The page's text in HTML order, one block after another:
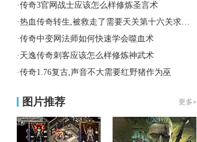
·传奇3官网战士应该怎么样修炼圣言术
·热血传奇转生,被救走了需要天关第十六关求别闹
·传奇中变网法师如何快速学会噬血术
· 天逸传奇刺客应该怎么样修炼神武术
·传奇1.76复古,声音不大需要红野猪作为巫
图片推荐 更多»